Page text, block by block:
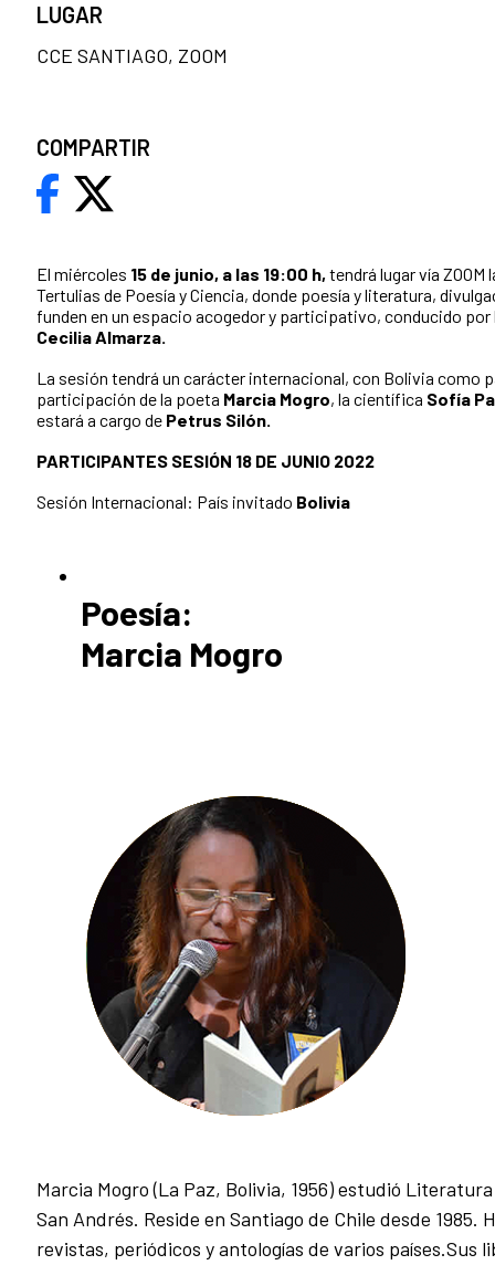
El miércoles 15 de junio, a las 19:00 h, tendrá lugar vía
Tertulias de Poesía y Ciencia, donde poesía y literatura,
funden en un espacio acogedor y participativo, conducido
Cecilia Almarza.
La sesión tendrá un carácter internacional, con Bolivia como
participación de la poeta Marcia Mogro, la científica Sofía
estará a cargo de Petrus Silón.
PARTICIPANTES SESIÓN 18 DE JUNIO 2022
Sesión Internacional: País invitado Bolivia
Poesía:
Marcia Mogro
Marcia Mogro (La Paz, Bolivia, 1956) estudió
San Andrés. Reside en Santiago de Chile desde 1985.
revistas, periódicos y antologías de varios países.Sus
LUGAR
CCE SANTIAGO, ZOOM
COMPARTIR